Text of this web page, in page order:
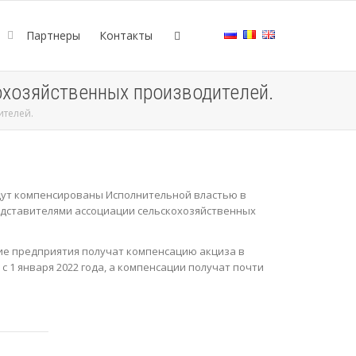
Партнеры Контакты
производителей.
компенсированы Исполнительной властью в
ассоциации сельскохозяйственных
предприятия получат компенсацию акциза в
1 января 2022 года, а компенсации получат почти